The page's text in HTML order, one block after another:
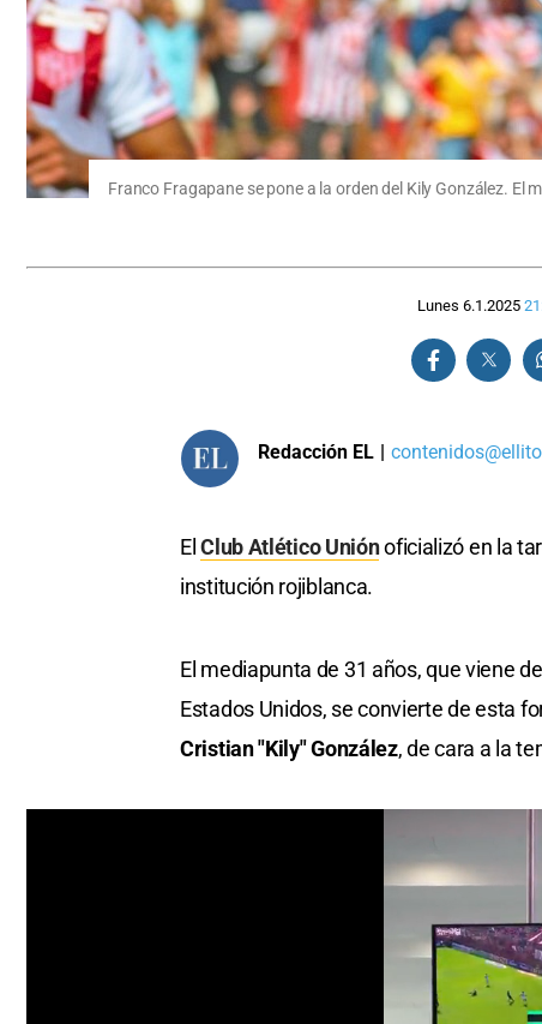
Franco Fragapane se pone a la orden del Kily González. El
Lunes 6.1.2025
Redacción EL |
ElClub Atlético Uniónoficializó en la
institución rojiblanca.
El mediapunta de 31 años, que viene
Estados Unidos, se convierte de esta
Cristian "Kily" González, de cara a la